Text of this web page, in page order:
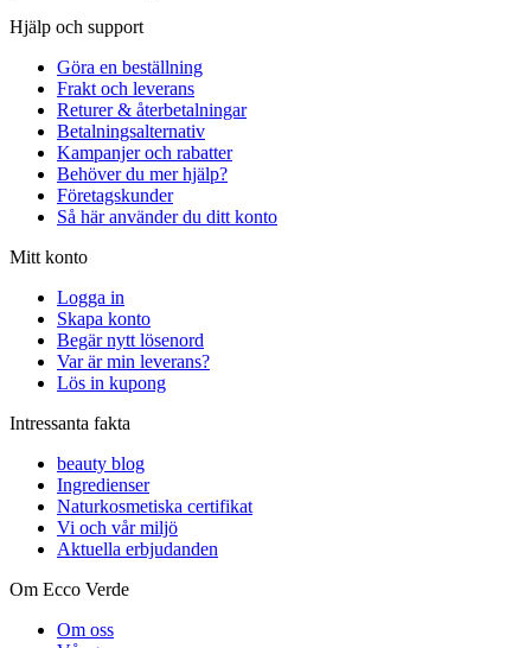
Hjälp och support
Göra en beställning
Frakt och leverans
Returer & återbetalningar
Betalningsalternativ
Kampanjer och rabatter
Behöver du mer hjälp?
Företagskunder
Så här använder du ditt konto
Mitt konto
Logga in
Skapa konto
Begär nytt lösenord
Var är min leverans?
Lös in kupong
Intressanta fakta
beauty blog
Ingredienser
Naturkosmetiska certifikat
Vi och vår miljö
Aktuella erbjudanden
Om Ecco Verde
Om oss